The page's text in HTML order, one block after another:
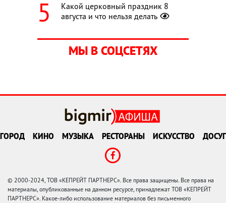
Какой церковный праздник 8
августа и что нельзя делать
МЫ В СОЦСЕТЯХ
ГОРОД КИНО МУЗЫКА РЕСТОРАНЫ ИСКУССТВО ДОСУГ
© 2000-2024, ТОВ «КЕПРЕЙТ ПАРТНЕРС». Все права защищены. Все права на
материалы, опубликованные на данном ресурсе, принадлежат ТОВ «КЕПРЕЙТ
ПАРТНЕРС». Какое-либо использование материалов без письменного